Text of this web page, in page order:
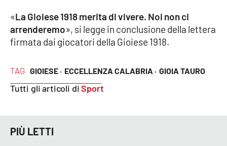
Vibo Valentia
Cosenza
TAG GIOIESE · ECCELLENZA CALABRIA · GIOIA TAURO
Tutti gli articoli diSport
«La Gioiese 1918 merita di vivere. Noi non ci
arrenderemo», si legge in conclusione della lettera
firmata dai giocatori della Gioiese 1918.
PIÙ LETTI